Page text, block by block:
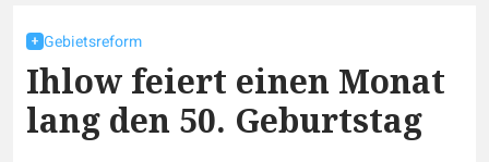
Gebietsreform
Ihlow feiert einen Monat
lang den 50. Geburtstag